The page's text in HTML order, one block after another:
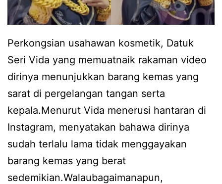
Perkongsian usahawan kosmetik, Datuk
Seri Vida yang memuatnaik rakaman video
dirinya menunjukkan barang kemas yang
sarat di pergelangan tangan serta
kepala.Menurut Vida menerusi hantaran di
Instagram, menyatakan bahawa dirinya
sudah terlalu lama tidak menggayakan
barang kemas yang berat
sedemikian.Walaubagaimanapun,